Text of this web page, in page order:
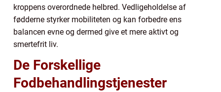
kroppens overordnede helbred. Vedligeholdelse af
fødderne styrker mobiliteten og kan forbedre ens
balancen evne og dermed give et mere aktivt og
smertefrit liv.
De Forskellige
Fodbehandlingstjenester